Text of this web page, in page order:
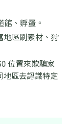
館、孵蛋。
地區刷素材、狩
位置來欺騙家
區去認識特定